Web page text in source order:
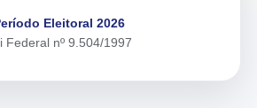
Eleitoral 2026
Federal nº 9.504/1997